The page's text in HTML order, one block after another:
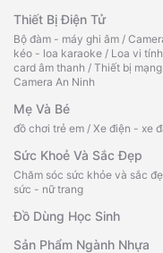
Thiết Bị Điện Tử
Bộ đàm - máy ghi âm /
kéo - loa karaoke / Loa vi tính
card âm thanh / Thiết bị
Camera An Ninh
Mẹ Và Bé
đồ chơi trẻ em / Xe điện - xe
Sức Khoẻ Và Sắc Đẹp
Chăm sóc sức khỏe và sắc
sức - nữ trang
Đồ Dùng Học Sinh
Sản Phẩm Ngành Nhựa